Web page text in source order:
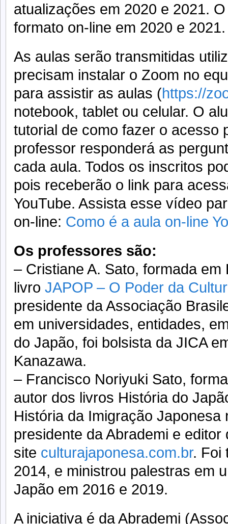
atualizações em 2020 e 2021.
formato on-line em 2020 e 2021.
As aulas serão transmitidas
precisam instalar o Zoom no
para assistir as aulas (https://
notebook, tablet ou celular. O
tutorial de como fazer o acesso
professor responderá as
cada aula. Todos os inscritos
pois receberão o link para
YouTube. Assista esse vídeo
on-line: Como é a aula on-line
Os professores são:
– Cristiane A. Sato, formada em
livro JAPOP – O Poder da
presidente da Associação
em universidades, entidades,
do Japão, foi bolsista da JICA
Kanazawa.
– Francisco Noriyuki Sato,
autor dos livros História do
História da Imigração
presidente da Abrademi e editor
site culturajaponesa.com.br. Foi
2014, e ministrou palestras em
Japão em 2016 e 2019.
A iniciativa é da Abrademi